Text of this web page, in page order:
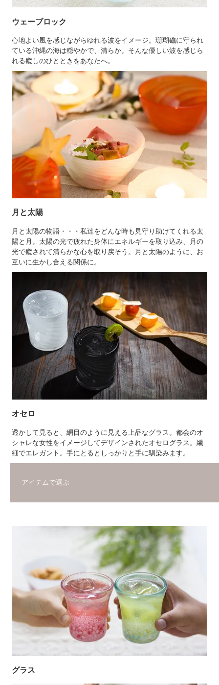
ウェーブロック
心地よい風を感じながらゆれる波をイメージ。珊瑚礁に守られ
ている沖縄の海は穏やかで、清らか。そんな優しい波を感じら
れる癒しのひとときをあなたへ。
月と太陽
月と太陽の物語・・・私達をどんな時も見守り助けてくれる太
陽と月。太陽の光で疲れた身体にエネルギーを取り込み、月の
光で癒されて清らかな心を取り戻そう。月と太陽のように、お
互いに生かし合える関係に。
オセロ
透かして見ると、網目のように見える上品なグラス。都会のオ
シャレな女性をイメージしてデザインされたオセログラス。繊
細でエレガント。手にとるとしっかりと手に馴染みます。
アイテムで選ぶ
グラス